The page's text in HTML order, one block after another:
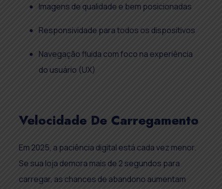
Imagens de qualidade e bem posicionadas
Responsividade para todos os dispositivos
Navegação fluida com foco na experiência
do usuário (UX)
Velocidade De Carregamento
Em 2025, a paciência digital está cada vez menor.
Se sua loja demora mais de 2 segundos para
carregar, as chances de abandono aumentam